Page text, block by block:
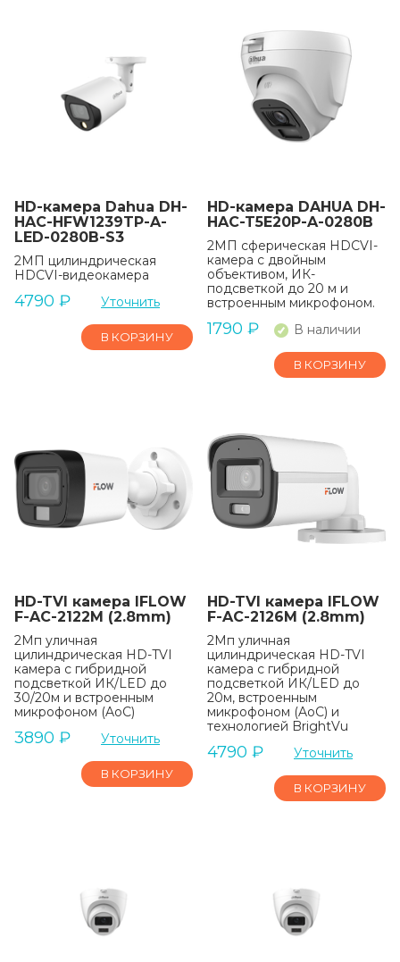
HD-камера Dahua DH-
HAC-HFW1239TP-A-
LED-0280B-S3
2МП цилиндрическая
HDCVI-видеокамера
4790 ₽ Уточнить
В КОРЗИНУ
HD-камера DAHUA DH-
HAC-T5E20P-A-0280B
2МП сферическая HDCVI-
камера с двойным
объективом, ИК-
подсветкой до 20 м и
встроенным микрофоном.
1790 ₽ В наличии
В КОРЗИНУ
HD-TVI камера IFLOW
F-AC-2122M (2.8mm)
2Мп уличная
цилиндрическая HD-TVI
камера с гибридной
подсветкой ИК/LED до
30/20м и встроенным
микрофоном (AoC)
3890 ₽ Уточнить
В КОРЗИНУ
HD-TVI камера IFLOW
F-AC-2126M (2.8mm)
2Мп уличная
цилиндрическая HD-TVI
камера с гибридной
подсветкой ИК/LED до
20м, встроенным
микрофоном (AoC) и
технологией BrightVu
4790 ₽ Уточнить
В КОРЗИНУ